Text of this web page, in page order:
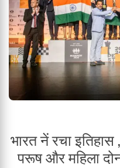
भारत नें रचा
परूष और महिला